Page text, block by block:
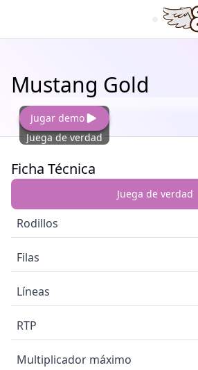
Mustang Gold
Jugar demo
Juega de verdad
Ficha Técnica
Rodillos
Filas
Líneas
RTP
Multiplicador máximo
Juega de verdad